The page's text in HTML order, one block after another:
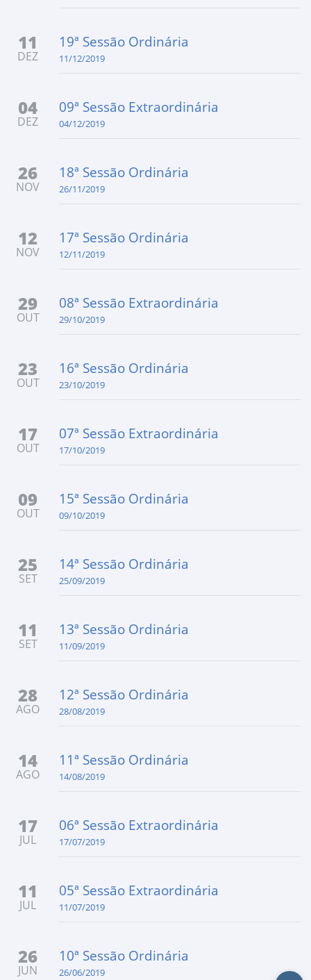
11
DEZ
19ª Sessão Ordinária
11/12/2019
04
DEZ
09ª Sessão Extraordinária
04/12/2019
26
NOV
18ª Sessão Ordinária
26/11/2019
12
NOV
17ª Sessão Ordinária
12/11/2019
29
OUT
08ª Sessão Extraordinária
29/10/2019
23
OUT
16ª Sessão Ordinária
23/10/2019
17
OUT
07ª Sessão Extraordinária
17/10/2019
09
OUT
15ª Sessão Ordinária
09/10/2019
25
SET
14ª Sessão Ordinária
25/09/2019
11
SET
13ª Sessão Ordinária
11/09/2019
28
AGO
12ª Sessão Ordinária
28/08/2019
14
AGO
11ª Sessão Ordinária
14/08/2019
17
JUL
06ª Sessão Extraordinária
17/07/2019
11
JUL
05ª Sessão Extraordinária
11/07/2019
26
JUN
10ª Sessão Ordinária
26/06/2019